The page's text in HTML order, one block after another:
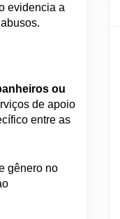
evidencia a
ou
de apoio
entre as
gênero no